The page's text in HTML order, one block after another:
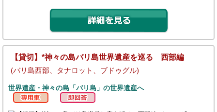
【貸切】*神々の島バリ島世界遺産を巡る 西部編
(バリ島西部、タナロット、ブドゥグル)
世界遺産・神々の島「バリ島」の世界遺産へ